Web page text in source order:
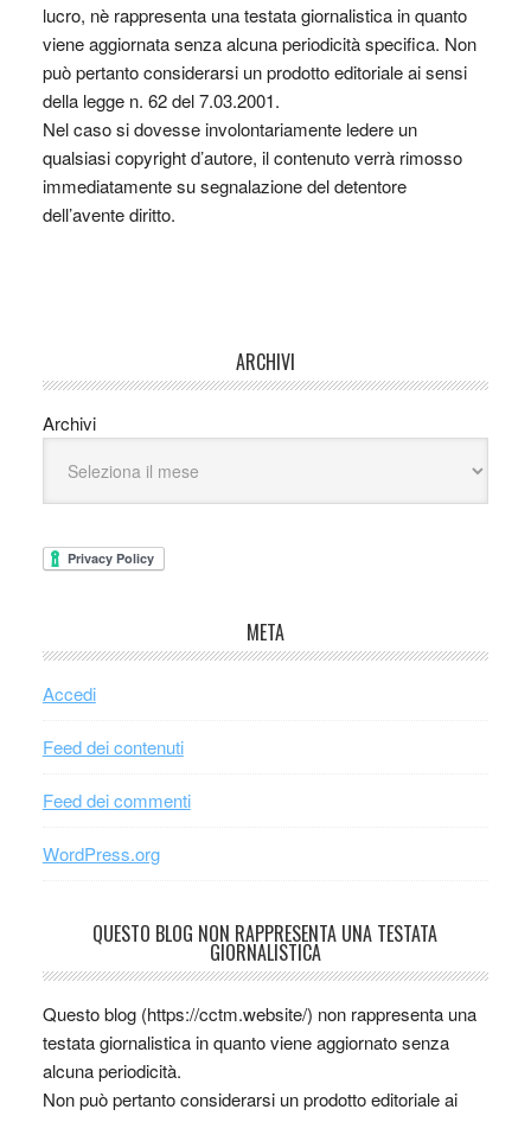
lucro, nè rappresenta una testata giornalistica in quanto
viene aggiornata senza alcuna periodicità specifica. Non
può pertanto considerarsi un prodotto editoriale ai sensi
della legge n. 62 del 7.03.2001.
Nel caso si dovesse involontariamente ledere un
qualsiasi copyright d’autore, il contenuto verrà rimosso
immediatamente su segnalazione del detentore
dell’avente diritto.
ARCHIVI
Archivi
META
Accedi
Feed dei contenuti
Feed dei commenti
WordPress.org
QUESTO BLOG NON RAPPRESENTA UNA TESTATA
GIORNALISTICA
Questo blog (https://cctm.website/) non rappresenta una
testata giornalistica in quanto viene aggiornato senza
alcuna periodicità.
Non può pertanto considerarsi un prodotto editoriale ai